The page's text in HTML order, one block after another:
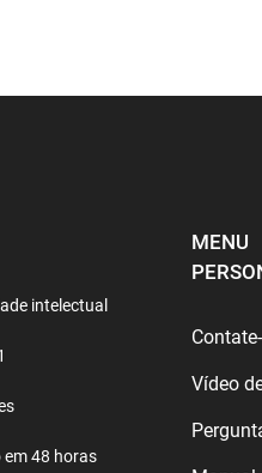
intelectual
em 48 horas
MENU
Vídeo